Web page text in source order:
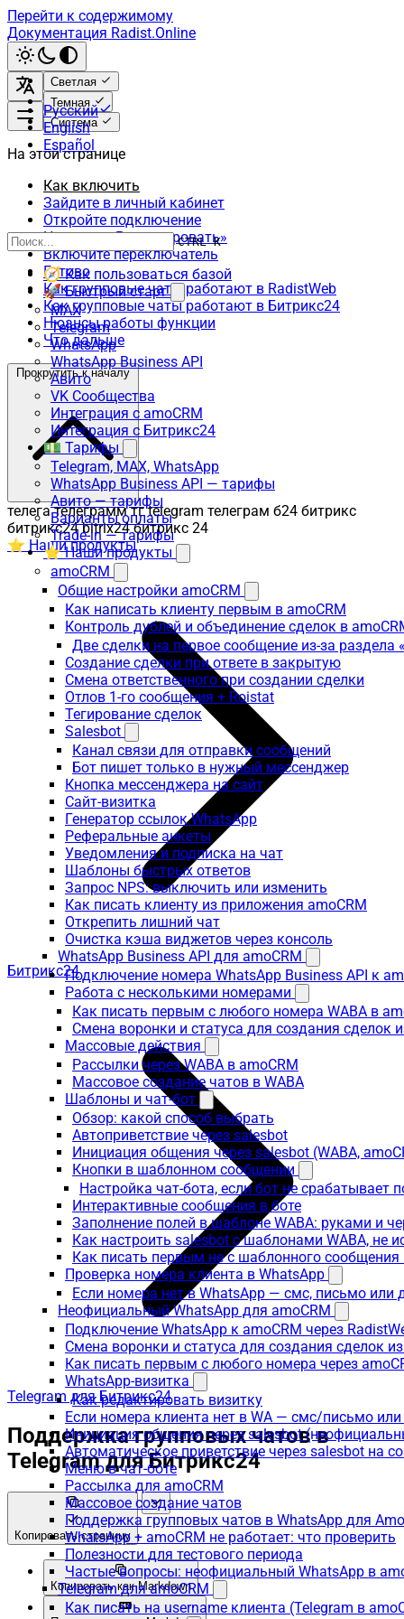
Перейти к содержимому
Документация Radist.Online
Светлая
Темная
Система
Русский
English
Español
CTRL K
🧭 Как пользоваться базой
🚀 Быстрый старт
MAX
Telegram
WhatsApp
WhatsApp Business API
Авито
VK Сообщества
Интеграция с amoCRM
Интеграция с Битрикс24
💵 Тарифы
Telegram, MAX, WhatsApp
WhatsApp Business API — тарифы
Авито — тарифы
Варианты оплаты
Trade-in — тарифы
⭐ Наши продукты
amoCRM
Общие настройки amoCRM
Как написать клиенту первым в amoCRM
Контроль дублей и объединение сделок в
Две сделки на первое сообщение из-за раздела
Создание сделки при ответе в закрытую
Смена ответственного при создании сделки
Отлов 1-го сообщения + Roistat
Тегирование сделок
Salesbot
Канал связи для отправки сообщений
Бот пишет только в нужный мессенджер
Кнопка мессенджера на сайт
Сайт-визитка
Генератор ссылок WhatsApp
Реферальные анкеты
Уведомления и подписка на чат
Шаблоны быстрых ответов
Запрос NPS: выключить или изменить
Как писать клиенту из приложения amoCRM
Открепить лишний чат
Очистка кэша виджетов через консоль
WhatsApp Business API для amoCRM
Подключение номера WhatsApp Business API к
Работа с несколькими номерами
Как писать первым с любого номера WABA в
Смена воронки и статуса для создания сделок
Массовые действия
Рассылки через WABA в amoCRM
Массовое создание чатов в WABA
Шаблоны и чат-бот
Обзор: какой способ выбрать
Автоприветствие через salesbot
Инициация общения через salesbot (WABA,
Кнопки в шаблонном сообщении
Настройка чат-бота, если бот не срабатывает
Интерактивные сообщения в боте
Заполнение полей в шаблоне WABA: руками и
Как настроить salesbot с шаблонами WABA, не
Как писать первым не с шаблонного сообщения
Проверка номера клиента в WhatsApp
Если номера нет в WhatsApp — смс, письмо или
Неофициальный WhatsApp для amoCRM
Подключение WhatsApp к amoCRM через
Смена воронки и статуса для создания сделок
Как писать первым с любого номера через
WhatsApp-визитка
Как редактировать визитку
Если номера клиента нет в WA — смс/письмо
Инициация общения через salesbot
Автоматическое приветствие через salesbot на
Меню в чат-боте
Рассылка для amoCRM
Массовое создание чатов
Поддержка групповых чатов в WhatsApp для
WhatsApp + amoCRM не работает: что проверить
Полезности для тестового периода
Частые вопросы: неофициальный WhatsApp в
Telegram для amoCRM
Как писать на username клиента (Telegram в
На этой странице
Как включить
Зайдите в личный кабинет
Откройте подключение
Нажмите «Редактировать»
Включите переключатель
Готово
Как групповые чаты работают в RadistWeb
Как групповые чаты работают в Битрикс24
Нюансы работы функции
Что дальше
Прокрутить к началу
телега телеграмм тг telegram телеграм б24 битрикс
битрикс24 bitrix24 битрикс 24
⭐ Наши продукты
Битрикс24
Telegram для Битрикс24
Поддержка групповых чатов в
Telegram для Битрикс24
Копировать страницу
Копировать как Markdown